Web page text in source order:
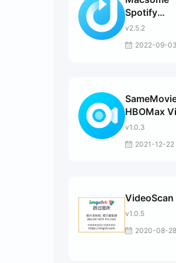
Spotify
Downloader
v2.5.2
2022-09-03
HBOMax
Downloader
v1.0.3
2021-12-22
VideoScan
v1.0.5
2020-08-28